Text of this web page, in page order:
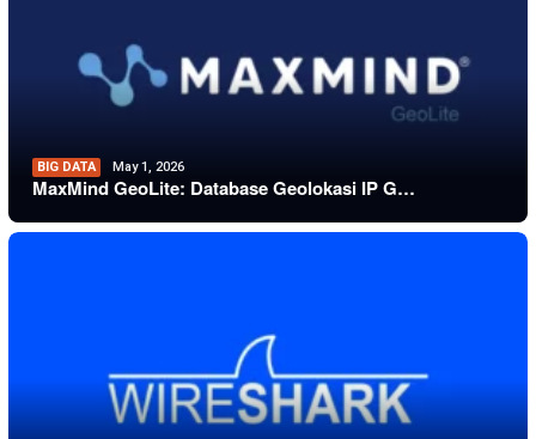
BIG DATA May 1, 2026
MaxMind GeoLite: Database Geolokasi IP G…